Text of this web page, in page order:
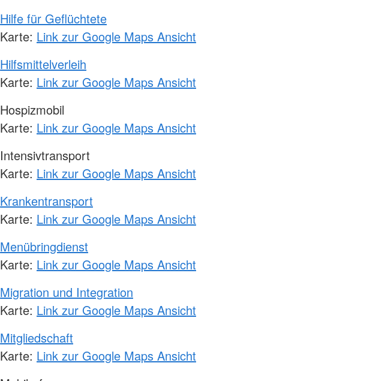
Hilfe für Geflüchtete
Karte: Link zur Google Maps Ansicht
Hilfsmittelverleih
Karte: Link zur Google Maps Ansicht
Hospizmobil
Karte: Link zur Google Maps Ansicht
Intensivtransport
Karte: Link zur Google Maps Ansicht
Krankentransport
Karte: Link zur Google Maps Ansicht
Menübringdienst
Karte: Link zur Google Maps Ansicht
Migration und Integration
Karte: Link zur Google Maps Ansicht
Mitgliedschaft
Karte: Link zur Google Maps Ansicht